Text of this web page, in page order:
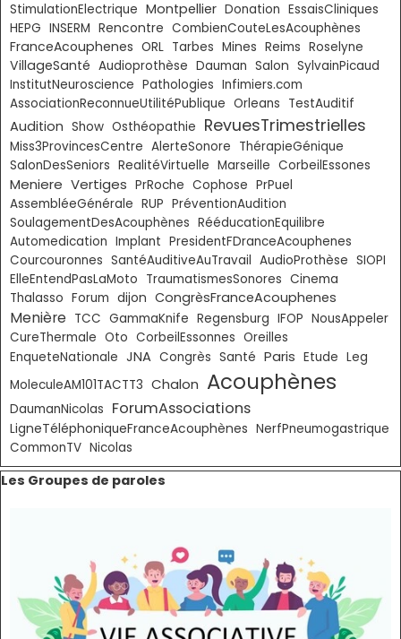
StimulationElectrique Montpellier Donation EssaisCliniques
HEPG INSERM Rencontre CombienCouteLesAcouphènes
FranceAcouphenes ORL Tarbes Mines Reims Roselyne
VillageSanté Audioprothèse Dauman Salon SylvainPicaud
InstitutNeuroscience Pathologies Infimiers.com
AssociationReconnueUtilitéPublique Orleans TestAuditif
Audition Show Osthéopathie RevuesTrimestrielles
Miss3ProvincesCentre AlerteSonore ThérapieGénique
SalonDesSeniors RealitéVirtuelle Marseille CorbeilEssones
Meniere Vertiges PrRoche Cophose PrPuel
AssembléeGénérale RUP PréventionAudition
SoulagementDesAcouphènes RééducationEquilibre
Automedication Implant PresidentFDranceAcouphenes
Courcouronnes SantéAuditiveAuTravail AudioProthèse SIOPI
ElleEntendPasLaMoto TraumatismesSonores Cinema
Thalasso Forum dijon CongrèsFranceAcouphenes
Menière TCC GammaKnife Regensburg IFOP NousAppeler
CureThermale Oto CorbeilEssonnes Oreilles
EnqueteNationale JNA Congrès Santé Paris Etude Leg
MoleculeAM101TACTT3 Chalon Acouphènes
DaumanNicolas ForumAssociations
LigneTéléphoniqueFranceAcouphènes NerfPneumogastrique
CommonTV Nicolas
Sauter le bloc Les Groupes de paroles
Les Groupes de paroles